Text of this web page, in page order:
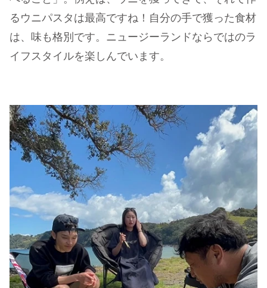
るウニパスタは最高ですね！自分の手で獲った食材
は、味も格別です。ニュージーランドならではのラ
イフスタイルを楽しんでいます。